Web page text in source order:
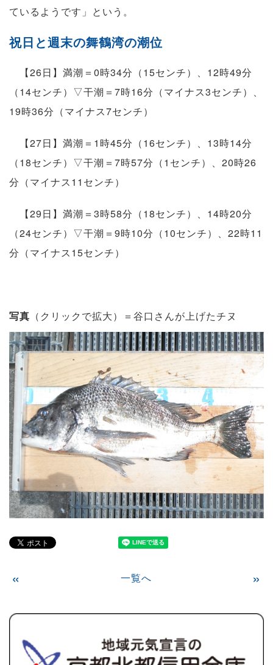
ているようです」という。
祝日と週末の舞鶴湾の潮位
【26日】満潮＝0時34分（15センチ）、12時49分
（14センチ）▽干潮＝7時16分（マイナス3センチ）、
19時36分（マイナス7センチ）
【27日】満潮＝1時45分（16センチ）、13時14分
（18センチ）▽干潮＝7時57分（1センチ）、20時26
分（マイナス11センチ）
【29日】満潮＝3時58分（18センチ）、14時20分
（24センチ）▽干潮＝9時10分（10センチ）、22時11
分（マイナス15センチ）
写真 （クリックで拡大）＝谷口さんが上げたチヌ
« 一覧へ